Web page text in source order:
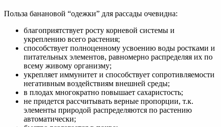
Польза банановой “одежки” для рассады очевидна:
благоприятствует росту корневой системы и
укреплению всего растения;
способствует полноценному усвоению воды ростками и
питательных элементов, равномерно распределяя их по
всему живому организму;
укрепляет иммунитет и способствует сопротивляемости
негативным воздействиям внешней среды;
в плодах многократно повышает сахаристость;
не придется рассчитывать верные пропорции, т.к.
элементы природой распределяются по растению
автоматически;